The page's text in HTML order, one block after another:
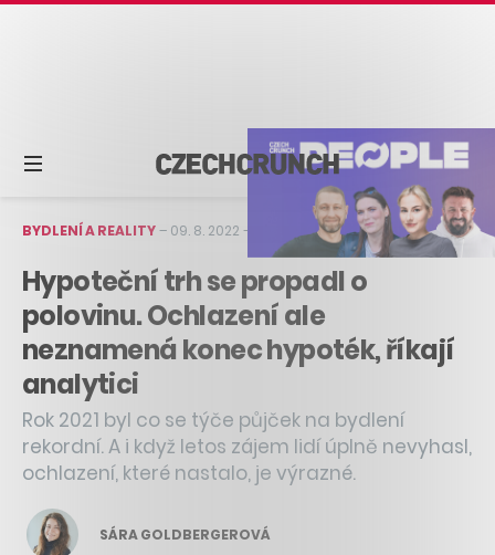
BYDLENÍ A REALITY– 09. 8. 2022 – 1 min čtení
Hypoteční trh se propadl o
polovinu. Ochlazení ale
neznamená konec hypoték, říkají
analytici
Rok 2021 byl co se týče půjček na bydlení
rekordní. A i když letos zájem lidí úplně nevyhasl,
ochlazení, které nastalo, je výrazné.
SÁRA GOLDBERGEROVÁ